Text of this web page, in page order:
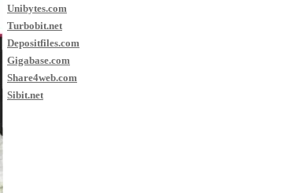
Unibytes.com
Turbobit.net
Depositfiles.com
Gigabase.com
Share4web.com
Sibit.net